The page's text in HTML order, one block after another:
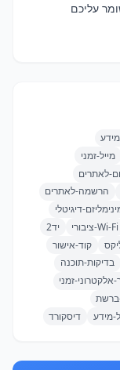
עליכם
מייל-זמני
לאתרים
הרשמה-לאתרים
דיגיטלי
Wi-Fi-ציבורי
יד2
קוד-אישור
בדיקות-תוכנה
אלקטרוני-זמני
ברשת
מידע דיסקורד